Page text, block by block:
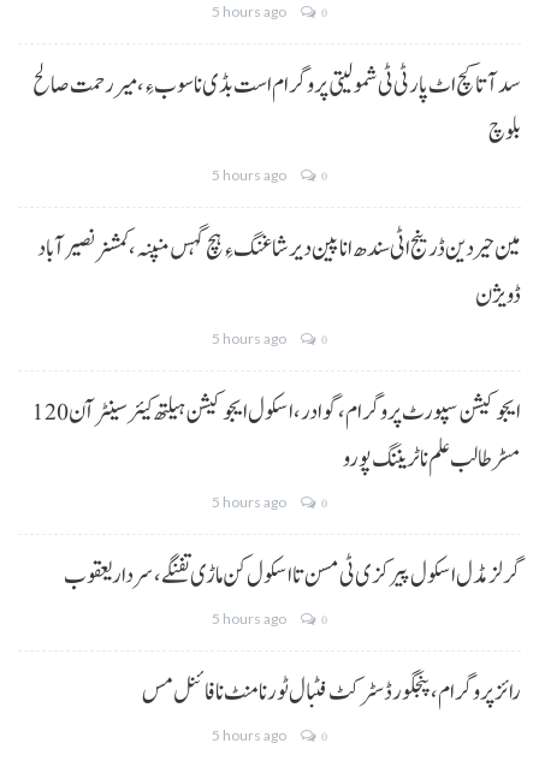
5 hours ago 0
سد آتا کچ اٹ پارٹی ٹی شمولیتی پروگرام است بڈی نا سوب ءِ،میر رحمت صالح
بلوچ
5 hours ago 0
مین حیردین ڈرینج اٹی سندھ انا پین دیر شاغنگ ءِ ہچ گہس منپنہ،کمشنر نصیرآباد
ڈویژن
5 hours ago 0
ایجوکیشن سپورٹ پروگرام،گوادر، اسکول ایجوکیشن ہیلتھ کیئر سینٹر آن 120
مسڑ طالب علم نا ٹریننگ پورو
5 hours ago 0
گرلز مڈل اسکول پیرکزی ٹی مسن تا اسکول کن ماڑی تفنگے، سردار یعقوب
5 hours ago 0
رائز پروگرام، پنجگور ڈسٹرکٹ فٹبال ٹورنامنٹ نا فائنل مس
5 hours ago 0